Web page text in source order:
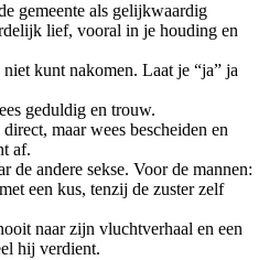
gemeente als gelijkwaardig
lief, vooral in je houding en
kunt nakomen. Laat je “ja” ja
geduldig en trouw.
maar wees bescheiden en
af.
de andere sekse. Voor de mannen:
een kus, tenzij de zuster zelf
naar zijn vluchtverhaal en een
hij verdient.